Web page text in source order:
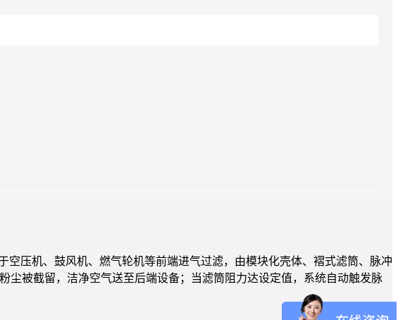
压机、鼓风机、燃气轮机等前端进气过滤，由模块化壳体、褶式滤筒、脉冲
尘被截留，洁净空气送至后端设备；当滤筒阻力达设定值，系统自动触发脉